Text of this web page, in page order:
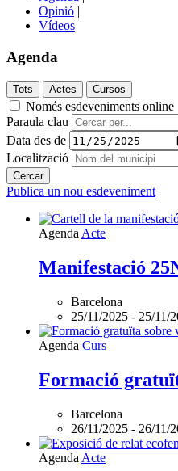
Opinió |
Vídeos
Agenda
Només esdeveniments online
Paraula clau
Data des de
Localització
Publica un nou esdeveniment
AgendaActe
Manifestació
Barcelona
25/11/2025 - 25/11/
Agenda Curs
Formació
Barcelona
26/11/2025 - 26/11/
Agenda Acte